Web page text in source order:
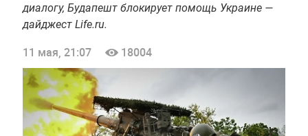
диалогу, Будапешт блокирует помощь Украине —
дайджест Life.ru.
11 мая, 21:07 18004